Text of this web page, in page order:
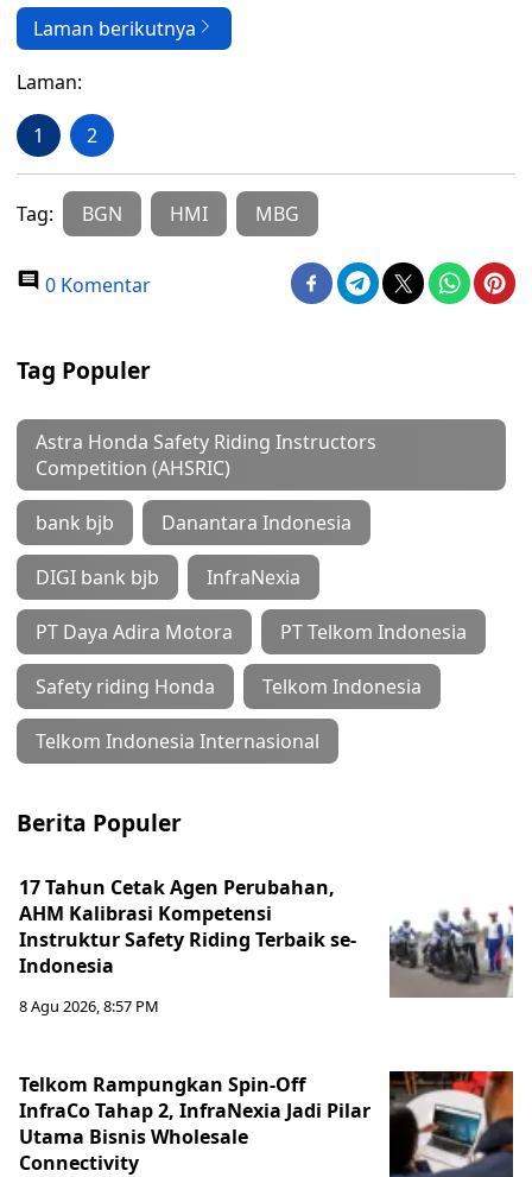
Laman berikutnya
Laman:
1 2
Tag: BGN HMI MBG
0 Komentar
Tag Populer
Astra Honda Safety Riding Instructors
Competition (AHSRIC)
bank bjb Danantara Indonesia
DIGI bank bjb InfraNexia
PT Daya Adira Motora PT Telkom Indonesia
Safety riding Honda Telkom Indonesia
Telkom Indonesia Internasional
Berita Populer
17 Tahun Cetak Agen Perubahan,
AHM Kalibrasi Kompetensi
Instruktur Safety Riding Terbaik se-
Indonesia
8 Agu 2026, 8:57 PM
Telkom Rampungkan Spin-Off
InfraCo Tahap 2, InfraNexia Jadi Pilar
Utama Bisnis Wholesale
Connectivity